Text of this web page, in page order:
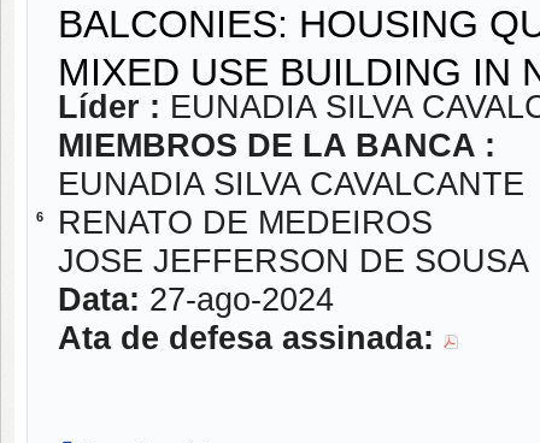
6
BALCONIES: HOUSING
MIXED USE BUILDING IN
Líder : EUNADIA SILVA
MIEMBROS DE LA BANCA :
EUNADIA SILVA CAVALCANTE
RENATO DE MEDEIROS
JOSE JEFFERSON DE SOUSA
Data: 27-ago-2024
Ata de defesa assinada: